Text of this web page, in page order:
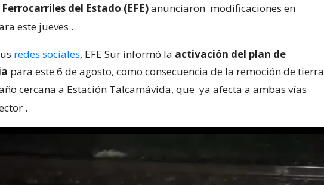
del Estado (EFE)anunciaron modificaciones en
este jueves .
redes sociales, EFE Sur informó la activación del plan de
para este 6 de agosto, como consecuencia de la remoción de tierra
cercana a Estación Talcamávida, que ya afecta a ambas vías
.